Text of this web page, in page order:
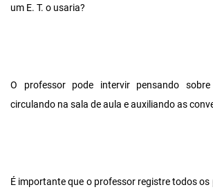
um E. T. o usaria?
O professor pode intervir pensando
circulando na sala de aula e auxiliando as
É importante que o professor registre todos